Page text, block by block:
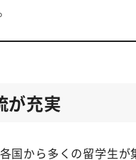
充実
国から多くの留学生が